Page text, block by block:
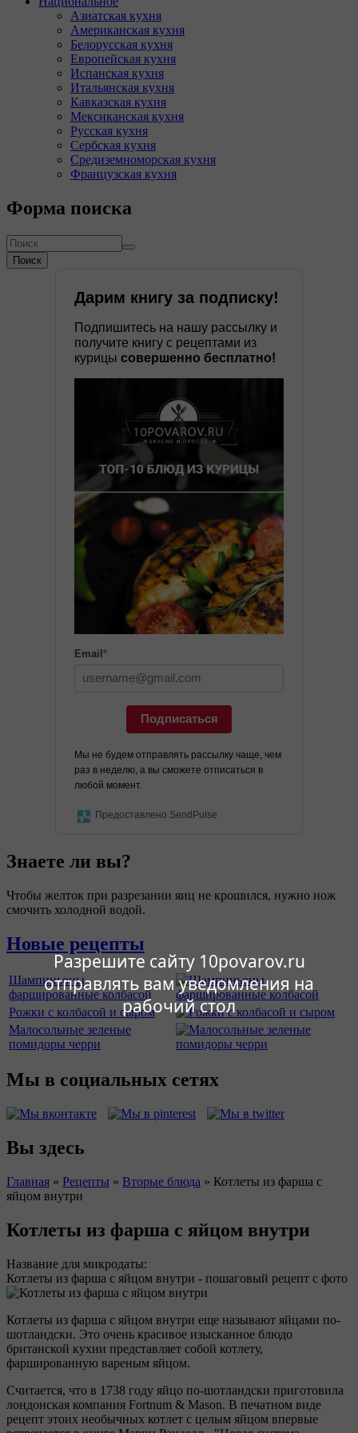
Разрешите сайту 10povarov.ru
отправлять вам уведомления на
рабочий стол
Азиатская кухня
Американская кухня
Белорусская кухня
Европейская кухня
Испанская кухня
Итальянская кухня
Кавказская кухня
Мексиканская кухня
Русская кухня
Сербская кухня
Средиземноморская кухня
Французская кухня
Форма поиска
Поиск
Дарим книгу за подписку!
Подпишитесь на нашу рассылку и
получите книгу с рецептами из
курицы совершенно бесплатно!
Email *
Подписаться
Мы не будем отправлять рассылку чаще, чем
раз в неделю, а вы сможете отписаться в
любой момент.
Предоставлено SendPulse
Знаете ли вы?
Чтобы желток при разрезании яиц не крошился, нужно нож
смочить холодной водой.
Новые рецепты
Шампиньоны
фаршированные колбасой
Рожки с колбасой и сыром
Малосольные зеленые
помидоры черри
Мы в социальных сетях
Вы здесь
Главная » Рецепты » Вторые блюда » Котлеты из фарша с
яйцом внутри
Котлеты из фарша с яйцом внутри
Название для микродаты:
Котлеты из фарша с яйцом внутри - пошаговый рецепт с фото
Котлеты из фарша с яйцом внутри еще называют яйцами по-
шотландски. Это очень красивое изысканное блюдо
британской кухни представляет собой котлету,
фаршированную вареным яйцом.
Считается, что в 1738 году яйцо по-шотландски приготовила
лондонская компания Fortnum & Mason. В печатном виде
рецепт этоих необычных котлет с целым яйцом впервые